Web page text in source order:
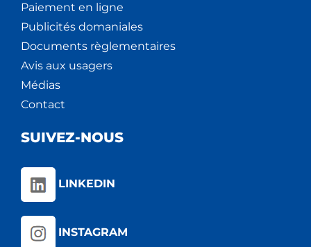
Paiement en ligne
Publicités domaniales
Documents règlementaires
Avis aux usagers
Médias
Contact
SUIVEZ-NOUS
LINKEDIN
INSTAGRAM